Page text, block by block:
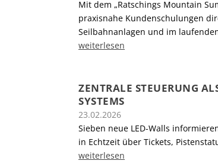
Mit dem „Ratschings Mountain
praxisnahe Kundenschulungen
Seilbahnanlagen und im
weiterlesen
ZENTRALE STEUERUNG
SYSTEMS
23.02.2026
Sieben neue LED-Walls
in Echtzeit über Tickets,
weiterlesen